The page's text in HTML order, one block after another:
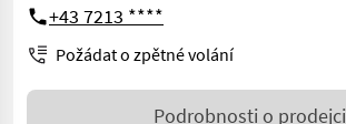
+43 7213 ****
Požádat o zpětné volání
Podrobnosti o prodejci